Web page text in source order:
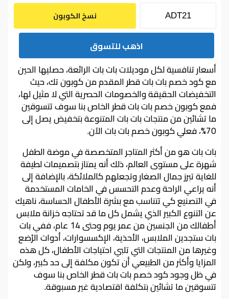
نسخ الكوبون
اذهب للتسوق
أسعار تنافسية لكل موديلات بات بات الرائعة، حصليها الحين
مع كود خصم بات بات قطر المقدم من كوبون تك، حيث
التخفيضات الحقيقة والخصومات الحصرية التي لا مثيل لها،
فمع كوبون خصم بات بات قطر الخاص بنا سوف تتسوقين
ما تشائين من منتجات بات بات المتنوعة بتخفيض يصل إلى
70%، فعلي كوبون خصم بات بات الآن.
بات بات هو من أكثر المتاجر المتخصصة في موضة الطفل
شهرة على مستوى العالم، ذلك أنه يمتاز بتصميمات لطيفة
للغاية تبرز جمال الصغار وتجعلهم كالملائكة، بالإضافة إلى
أنه يراعي الراحة وعدم التحسس في الخامات المستخدمة
في التصنيع كي تتناسب مع بشرة الأطفال الحساسة، ناهيك
عن التنوع الكبير الذي يشمل كل ما قد تحتاجه خزانة ملابس
أطفالك من الجنسين من عمر يوم وحتى 14 عام، ففي بات
بات ستجدين الملابس، الأحذية، الإكسسوارات، أدوات الرُضع
وغيرها من المنتجات التي تلبي احتياجات الأطفال، كل هذه
المزايا وأكثر من الطبيعي أن تكون مكلفة إلى حد كبير، ولكن
في ظل وجود كود خصم بات بات قطر الخاص بنا سوف
تتسوقين ما تشائين بتكلفة اقتصادية غير مسبوقة.